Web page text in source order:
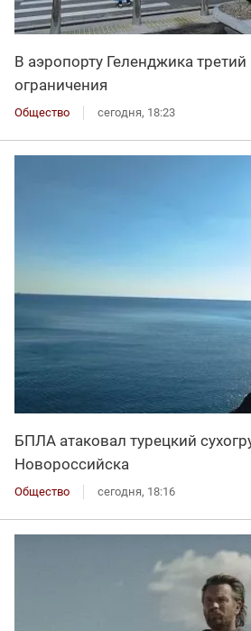
В аэропорту Геленджика
ограничения
Общество сегодня, 18:23
БПЛА атаковал турецкий
Новороссийска
Общество сегодня, 18:16